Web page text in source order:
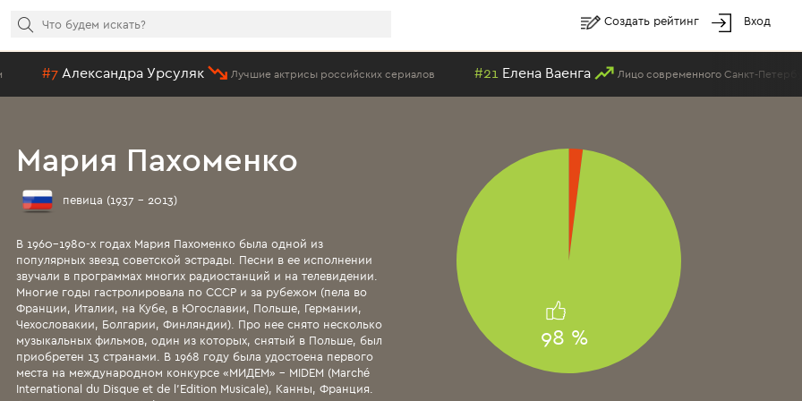
Создать рейтинг Вход
Урсуляк Лучшие актрисы российских сериалов #21 Елена Ваенга Лицо современного Санкт-Петербурга #14
Мария Пахоменко
певица (1937 - 2013)
В 1960-1980-х годах Мария Пахоменко была одной из
популярных звезд советской эстрады. Песни в ее исполнении
звучали в программах многих радиостанций и на телевидении.
Многие годы гастролировала по СССР и за рубежом (пела во
Франции, Италии, на Кубе, в Югославии, Польше, Германии,
Чехословакии, Болгарии, Финляндии). Про нее снято несколько
музыкальных фильмов, один из которых, снятый в Польше, был
приобретен 13 странами. В 1968 году была удостоена первого
места на международном конкурсе «МИДЕМ» - MIDEM (Marché
International du Disque et de l'Edition Musicale), Канны, Франция.
98 %